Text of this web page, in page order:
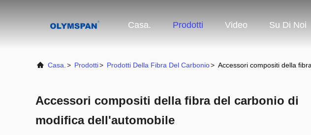
Casa. Prodotti Video Su Di Noi
Casa. > Prodotti> Prodotti Della Fibra Del Carbonio> Accessori compositi della
Accessori compositi della fibra del carbonio di
modifica dell'automobile